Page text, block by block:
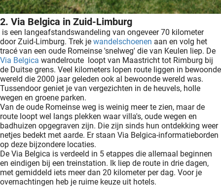
2. Via Belgica in Zuid-Limburg
is een langeafstandswandeling van ongeveer 70 kilometer
door Zuid-Limburg. Trek je wandelschoenen aan en volg het
tracé van een oude Romeinse 'snelweg' die van Keulen liep. De
Via Belgica wandelroute loopt van Maastricht tot Rimburg bij
de Duitse grens. Veel kilometers lopen route liggen in bewoonde
wereld die 2000 jaar geleden ook al bewoonde wereld was.
Tussendoor geniet je van vergezichten in de heuvels, holle
wegen en groene parken.
Van de oude Romeinse weg is weinig meer te zien, maar de
route loopt wel langs plekken waar villa's, oude wegen en
badhuizen opgegraven zijn. Die zijn sinds hun ontdekking weer
netjes bedekt met aarde. Er staan Via Belgica-informatieborden
op deze bijzondere locaties.
De Via Belgica is verdeeld in 5 etappes die allemaal beginnen
en eindigen bij een treinstation. Ik liep de route in drie dagen,
met gemiddeld iets meer dan 20 kilometer per dag. Voor je
overnachtingen heb je ruime keuze uit hotels.